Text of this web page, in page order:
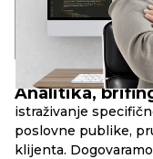
PRINCIPI
Analitika,
istraživanje
poslovne publike,
klijenta.
17+
godina u razvoju